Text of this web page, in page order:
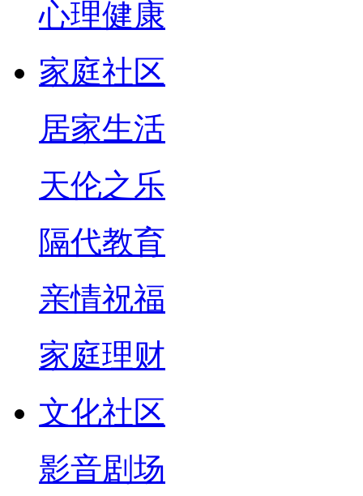
心理健康
家庭社区
居家生活
天伦之乐
隔代教育
亲情祝福
家庭理财
文化社区
影音剧场